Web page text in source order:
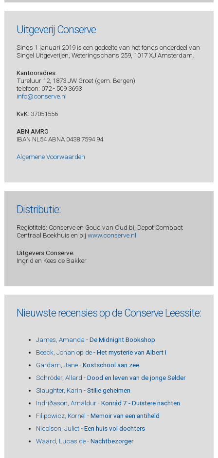
Uitgeverij Conserve
Sinds 1 januari 2019 is een gedeelte van het fonds onderdeel van
Singel Uitgeverijen, Weteringschans 259, 1017 XJ Amsterdam.
Kantooradres:
Tureluur 12, 1873 JW Groet (gem. Bergen)
telefoon: 072 - 509 3693
info@conserve.nl
KvK: 37051556
ABN AMRO
IBAN NL54 ABNA 0438 7594 94
Algemene Voorwaarden
Distributie:
Regiotitels: Conserve en Goud van Oud bij Depot Compact
Centraal Boekhuis en bij www.conserve.nl
Uitgevers Conserve:
Ingrid en Kees de Bakker
Nieuwste recensies op de Conserve Leessite:
James, Amanda -De Midnight Bookshop
Beeck, Johan op de -Het mysterie van Albert I
Gardam, Jane -Kostschool aan zee
Schröder, Allard -Dood en leven van de jonge Selder
Slaughter, Karin -Stille geheimen
Indriðason, Arnaldur -Konrád 7 - Duistere nachten
Filipowicz, Kornel -Memoir van een antiheld
Nicolson, Juliet -Een huis vol dochters
Waard, Lucas de -Nachtbezorger